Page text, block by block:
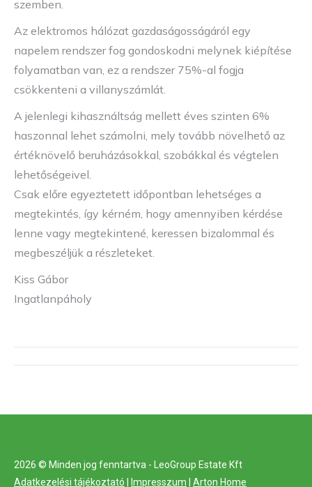
szemben.
Az elektromos hálózat gazdaságosságáról egy
napelem rendszer fog gondoskodni melynek kiépítése
folyamatban van, ez a rendszer 75%-al fogja
csökkenteni a villanyszámlát.
A jelenlegi kihasználtság mellett éves szinten 6%
haszonnal lehet számolni, mely tovább növelhető az
értéknövelő beruházásokkal, szobákkal és végtelen
lehetőségeivel.
Csak előre egyeztetett időpontban lehetséges a
megtekintés, így kérném, hogy amennyiben kérdése
lenne vagy megtekintené, keressen bizalommal és
megbeszéljük a részleteket.
Kiss Gábor
Ingatlanpáholy
Project
2026 © Minden jog fenntartva - LeoGroup Estate Kft
Adatkezelési tájékoztató
Impresszum Arton Home